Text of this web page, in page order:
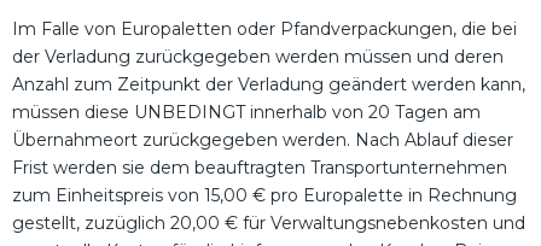
Im Falle von Europaletten oder Pfandverpackungen, die bei
der Verladung zurückgegeben werden müssen und deren
Anzahl zum Zeitpunkt der Verladung geändert werden kann,
müssen diese UNBEDINGT innerhalb von 20 Tagen am
Übernahmeort zurückgegeben werden. Nach Ablauf dieser
Frist werden sie dem beauftragten Transportunternehmen
zum Einheitspreis von 15,00 € pro Europalette in Rechnung
gestellt, zuzüglich 20,00 € für Verwaltungsnebenkosten und